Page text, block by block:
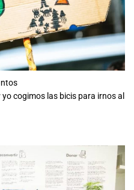
cogimos las bicis para irnos al